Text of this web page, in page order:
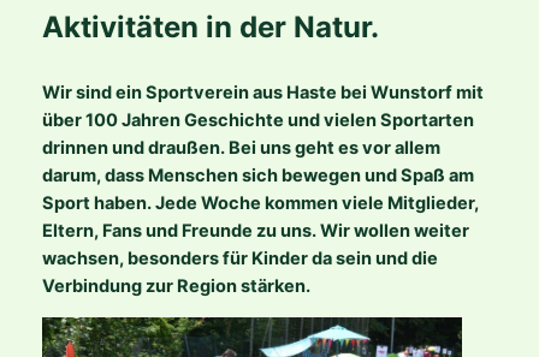
Aktivitäten in der Natur.
Wir sind ein Sportverein aus Haste bei Wunstorf mit
über 100 Jahren Geschichte und vielen Sportarten
drinnen und draußen. Bei uns geht es vor allem
darum, dass Menschen sich bewegen und Spaß am
Sport haben. Jede Woche kommen viele Mitglieder,
Eltern, Fans und Freunde zu uns. Wir wollen weiter
wachsen, besonders für Kinder da sein und die
Verbindung zur Region stärken.